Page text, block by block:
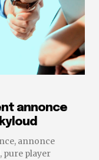
annonce
annonce
pure player